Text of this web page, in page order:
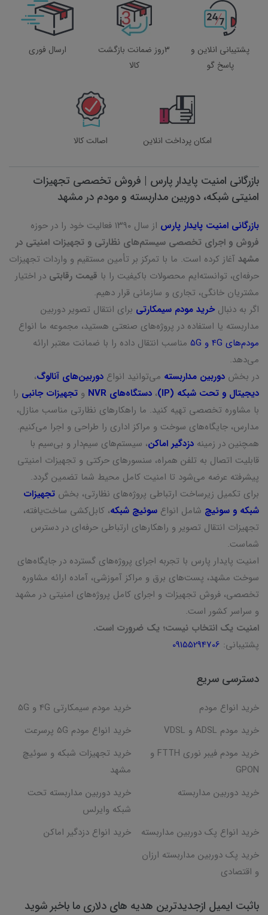
پشتیبانی انلاین و
پاسخ گو
3روز ضمانت بازگشت
کالا
ارسال فوری
امکان پرداخت انلاین اصالت کالا
بازرگانی امنیت پایدار پارس | فروش تخصصی تجهیزات
امنیتی شبکه، دوربین مداربسته و مودم در مشهد
بازرگانی امنیت پایدار پارس از سال ۱۳۹۰ فعالیت خود را در حوزه
فروش و اجرای تخصصی سیستم‌های نظارتی و تجهیزات امنیتی در
مشهد آغاز کرده است. ما با تمرکز بر تأمین مستقیم و واردات تجهیزات
حرفه‌ای، توانسته‌ایم محصولات باکیفیت را با قیمت رقابتی در اختیار
مشتریان خانگی، تجاری و سازمانی قرار دهیم.
اگر به دنبالخرید مودم سیمکارتی برای انتقال تصویر دوربین
مداربسته یا استفاده در پروژه‌های صنعتی هستید، مجموعه ما انواع
مودم‌های 4G و 5G
مناسب انتقال داده را با ضمانت معتبر ارائه
می‌دهد.
در بخش دوربین مداربسته می‌توانید انواع دوربین‌های آنالوگ،
دیجیتال و تحت شبکه (IP)
، دستگاه‌های NVR و تجهیزات جانبی را
با مشاوره تخصصی تهیه کنید. ما راهکارهای نظارتی مناسب منازل،
مدارس، جایگاه‌های سوخت و مراکز اداری را طراحی و اجرا می‌کنیم.
همچنین در زمینه دزدگیر اماکن، سیستم‌های سیم‌دار و بی‌سیم با
قابلیت اتصال به تلفن همراه، سنسورهای حرکتی و تجهیزات امنیتی
پیشرفته عرضه می‌شود تا امنیت کامل محیط شما تضمین گردد.
برای تکمیل زیرساخت ارتباطی پروژه‌های نظارتی، بخش تجهیزات
شبکه و سوئیچ شامل انواع سوئیچ شبکه، کابل‌کشی ساخت‌یافته،
تجهیزات انتقال تصویر و راهکارهای ارتباطی حرفه‌ای در دسترس
شماست.
امنیت پایدار پارس با تجربه اجرای پروژه‌های گسترده در جایگاه‌های
سوخت مشهد، پست‌های برق و مراکز آموزشی، آماده ارائه مشاوره
تخصصی، فروش تجهیزات و اجرای کامل پروژه‌های امنیتی در مشهد
و سراسر کشور است.
امنیت یک انتخاب نیست؛ یک ضرورت است.
پشتیبانی: 09155294706
دسترسی سریع
خرید انواع مودم
خرید مودم سیمکارتی 4G و 5G
خرید مودم ADSL و VDSL
خرید انواع مودم 5G پرسرعت
خرید مودم فیبر نوری FTTH و
GPON
خرید تجهیزات شبکه و سوئیچ
مشهد
خرید دوربین مداربسته
خرید دوربین مداربسته تحت
شبکه وایرلس
خرید انواع پک دوربین مداربسته
خرید انواع دزدگیر اماکن
خرید پک دوربین مداربسته ارزان
و اقتصادی
باثبت ایمیل ازجدیدترین هدیه های دلاری ما باخبر شوید